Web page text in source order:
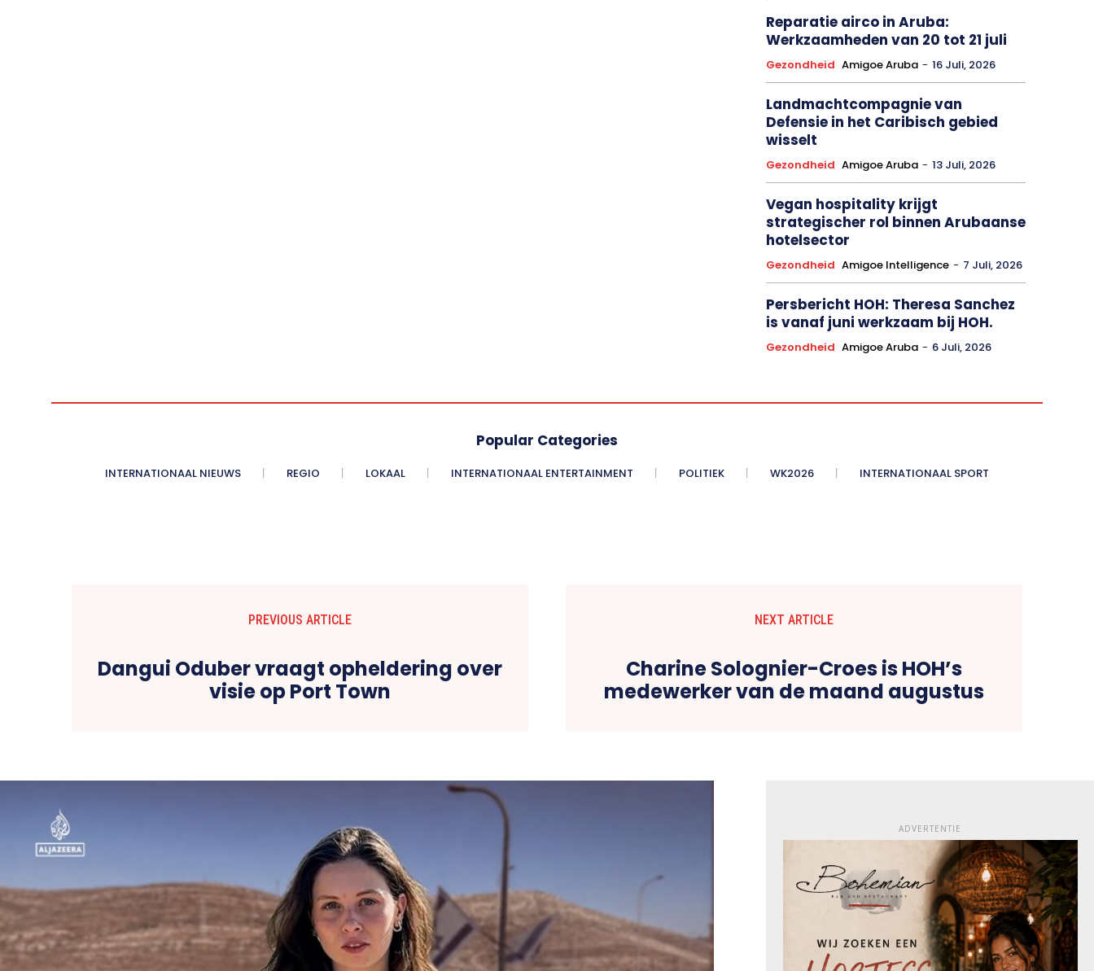
Reparatie airco in Aruba:
Werkzaamheden van 20 tot 21 juli
Gezondheid Amigoe Aruba - 16 Juli, 2026
Landmachtcompagnie van
Defensie in het Caribisch gebied
wisselt
Gezondheid Amigoe Aruba - 13 Juli, 2026
Vegan hospitality krijgt
strategischer rol binnen Arubaanse
hotelsector
Gezondheid Amigoe Intelligence - 7 Juli, 2026
Persbericht HOH: Theresa Sanchez
is vanaf juni werkzaam bij HOH.
Gezondheid Amigoe Aruba - 6 Juli, 2026
Popular Categories
INTERNATIONAAL NIEUWS REGIO LOKAAL INTERNATIONAAL ENTERTAINMENT POLITIEK WK2026 INTERNATIONAAL SPORT
PREVIOUS ARTICLE
Dangui Oduber vraagt opheldering over
visie op Port Town
NEXT ARTICLE
Charine Solognier-Croes is HOH’s
medewerker van de maand augustus